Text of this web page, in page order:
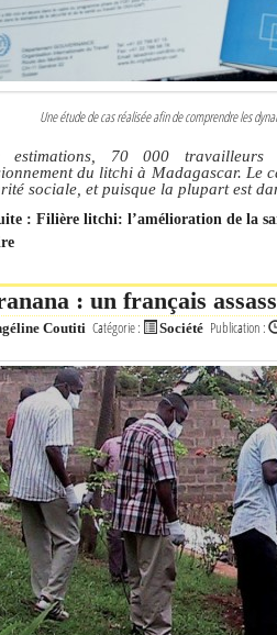
Une étude de cas réalisée afin de comprendre les
estimations, 70 000
du litchi à Madagascar.
sociale, et puisque la plupart est
: Filière litchi: l’amélioration de la
: un français
Coutiti Catégorie : Société Publication :